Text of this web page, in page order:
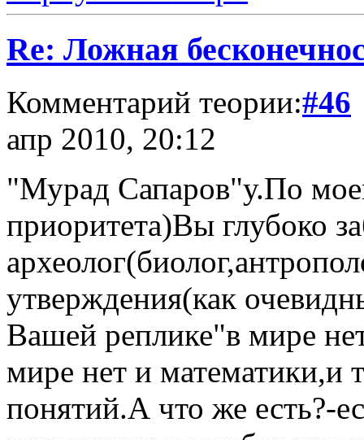
Re: Ложная
Комментарий теории:#46
апр 2010, 20:12
"Мурад Сапаров"у.По
приоритета)Вы глубоко
утверждения(как
Вашей реплике"в мире
мире нет и математики,и
понятий.А что же есть?-